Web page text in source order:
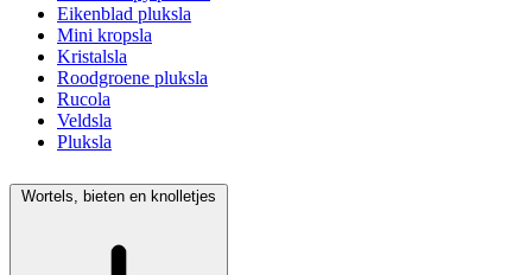
Eikenblad pluksla
Mini kropsla
Kristalsla
Roodgroene pluksla
Rucola
Veldsla
Pluksla
Wortels, bieten en knolletjes